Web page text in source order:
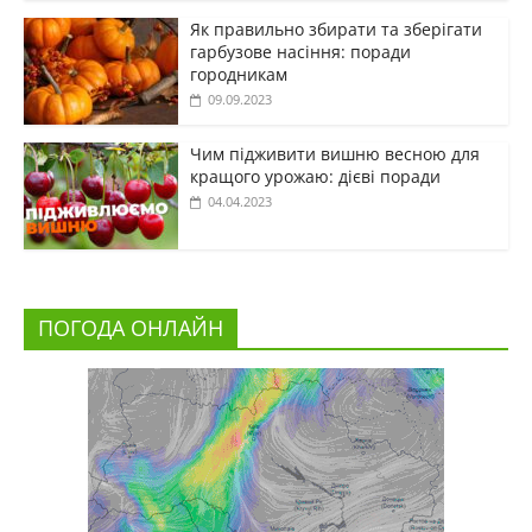
Як правильно збирати та зберігати
гарбузове насіння: поради
городникам
09.09.2023
Чим підживити вишню весною для
кращого урожаю: дієві поради
04.04.2023
ПОГОДА ОНЛАЙН